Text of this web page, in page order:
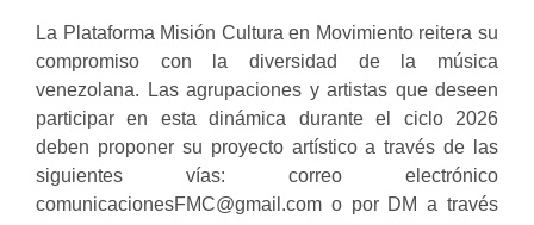
La Plataforma Misión Cultura en Movimiento reitera su
compromiso con la diversidad de la música
venezolana. Las agrupaciones y artistas que deseen
participar en esta dinámica durante el ciclo 2026
deben proponer su proyecto artístico a través de las
siguientes vías: correo electrónico
comunicacionesFMC@gmail.com o por DM a través